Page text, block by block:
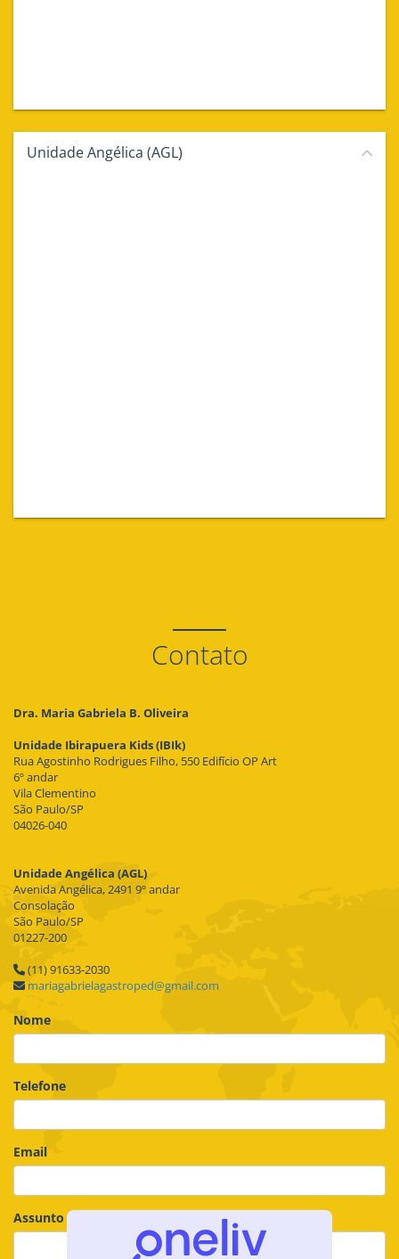
Unidade Angélica (AGL)
Contato
Dra. Maria Gabriela B. Oliveira
Unidade Ibirapuera Kids (IBIk)
Rua Agostinho Rodrigues Filho, 550 Edifício OP Art
6º andar
Vila Clementino
São Paulo/SP
04026-040
Unidade Angélica (AGL)
Avenida Angélica, 2491 9º andar
Consolação
São Paulo/SP
01227-200
(11) 91633-2030
mariagabrielagastroped@gmail.com
Nome
Telefone
Email
Assunto